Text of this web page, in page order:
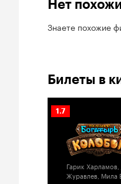
Нет
Знаете похожие
Билеты в
Рейтинг
Кинопоиска
1.7
Гарик
Журавлев, Мила